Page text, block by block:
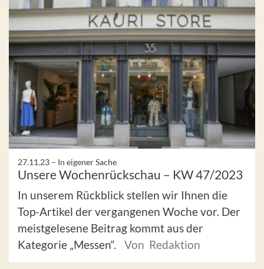
27.11.23 – In eigener Sache
Unsere Wochenrückschau – KW 47/2023
In unserem Rückblick stellen wir Ihnen die
Top-Artikel der vergangenen Woche vor. Der
meistgelesene Beitrag kommt aus der
Kategorie „Messen“.
Von Redaktion